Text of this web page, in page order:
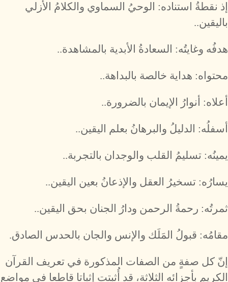
إذ نقطةُ استناده: الوحيُ السماوي والكلامُ الأزلي
باليقين..
هدفُه وغايتُه: السعادةُ الأبدية بالمشاهدة..
محتواه: هداية خالصة بالبداهة..
أعلاه: أنوارُ الإيمان بالضرورة..
أسفلُه: الدليلُ والبرهانُ بعلم اليقين..
يمينُه: تسليمُ القلب والوجدان بالتجربة..
يسارُه: تسخيرُ العقل والإذعانُ بعين اليقين..
ثمرتُه: رحمةُ الرحمن ودارُ الجنان بحق اليقين..
مقامُه: قبولُ المَلَك والإنس والجان بالحدس الصادق.
إنّ كل صفةٍ من الصفات المذكورة في تعريف القرآن
الكريم بأجزائه الثلاثة، قد أُثبتت إثباتا قاطعا في مواضع